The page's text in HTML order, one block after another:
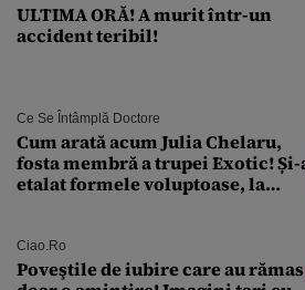
ULTIMA ORĂ! A murit într-un
accident teribil!
Ce Se Întâmplă Doctore
Cum arată acum Julia Chelaru,
fosta membră a trupei Exotic! Și-a
etalat formele voluptoase, la
Ciao.ro
Poveştile de iubire care au rămas